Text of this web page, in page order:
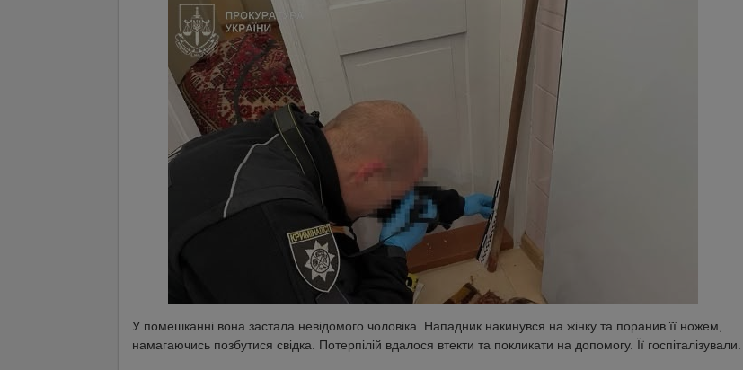
У помешканні вона застала невідомого чоловіка. Нападник накинувся на жінку та поранив її ножем,
намагаючись позбутися свідка. Потерпілій вдалося втекти та покликати на допомогу. Її госпіталізували.